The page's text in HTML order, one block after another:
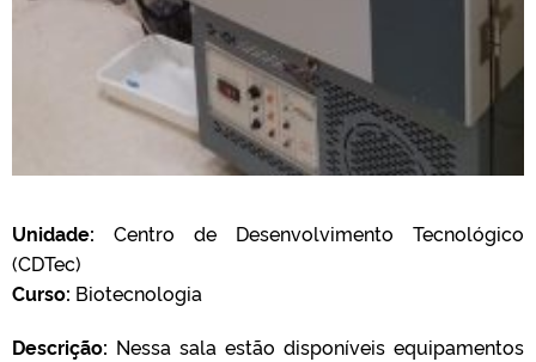
Unidade: Centro de Desenvolvimento Tecnológico
(CDTec)
Curso: Biotecnologia
Descrição: Nessa sala estão disponíveis equipamentos